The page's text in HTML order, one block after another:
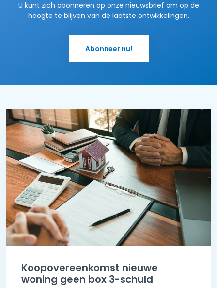
U kunt zich abonneren op onze nieuwsbrief om op de
hoogte te blijven van de laatste ontwikkelingen.
Abonneer nu!
Koopovereenkomst nieuwe
woning geen box 3-schuld